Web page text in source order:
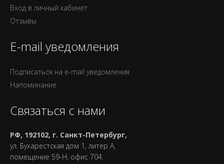
Вход в личный кабинет
Отзывы
E-mail уведомления
Подписаться на e-mail уведомления
Напоминание
Связаться с нами
РФ, 192102, г. Санкт-Петербург,
ул. Бухарестская дом 1, литер А,
помещение 59-Н, офис 704.